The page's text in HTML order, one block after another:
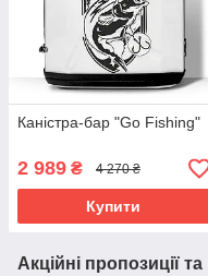
Каністра-бар "Go Fishing"
2 989 ₴ 4 270 ₴
Купити
Акційні пропозиції